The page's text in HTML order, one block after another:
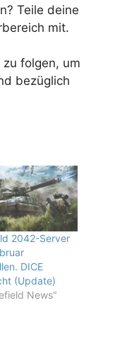
Teile deine
mit.
zu folgen, um
bezüglich
2042-Server
DICE
(Update)
News"